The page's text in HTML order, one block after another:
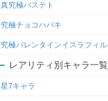
真究極バステト
究極チョコハバキ
究極バレンタインイスラフィル
レアリティ別キャラ一覧
星7キャラ